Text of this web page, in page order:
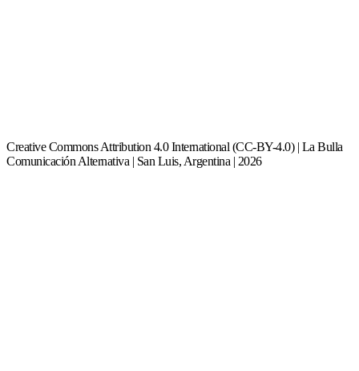
Creative Commons Attribution 4.0 International (CC-BY-4.0) | La Bulla
Comunicación Alternativa | San Luis, Argentina | 2026